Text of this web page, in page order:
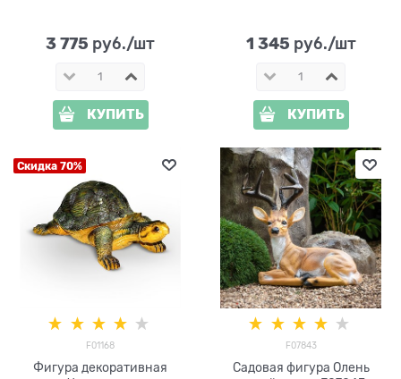
3 775 руб./шт
КУПИТЬ
1 345 руб./шт
КУПИТЬ
Скидка 70%
F01168
Фигура декоративная
F07843
Садовая фигура Олень